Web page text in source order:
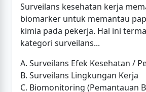
Surveilans kesehatan kerja
biomarker untuk memantau
kimia pada pekerja. Hal ini
kategori surveilans...
A. Surveilans Efek Kesehatan /
B. Surveilans Lingkungan Kerja
C. Biomonitoring (Pemantauan